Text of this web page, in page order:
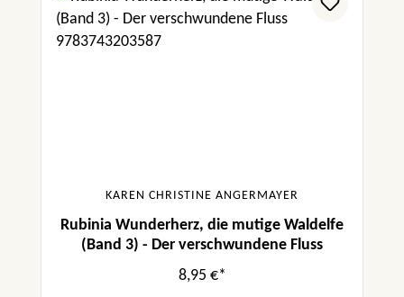
KAREN CHRISTINE ANGERMAYER
Rubinia Wunderherz, die mutige Waldelfe
(Band 3) - Der verschwundene Fluss
8,95 €*